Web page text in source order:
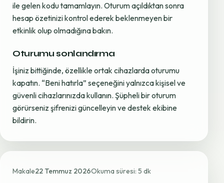
ile gelen kodu tamamlayın. Oturum açıldıktan sonra
hesap özetinizi kontrol ederek beklenmeyen bir
etkinlik olup olmadığına bakın.
Oturumu sonlandırma
İşiniz bittiğinde, özellikle ortak cihazlarda oturumu
kapatın. “Beni hatırla” seçeneğini yalnızca kişisel ve
güvenli cihazlarınızda kullanın. Şüpheli bir oturum
görürseniz şifrenizi güncelleyin ve destek ekibine
bildirin.
Makale22 Temmuz 2026Okuma süresi: 5 dk